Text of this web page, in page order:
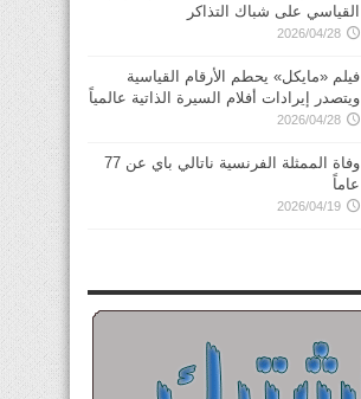
القياسي على شباك التذاكر
2026/04/28
فيلم «مايكل» يحطم الأرقام القياسية
ويتصدر إيرادات أفلام السيرة الذاتية عالمياً
2026/04/28
وفاة الممثلة الفرنسية ناتالي باي عن 77
عاماً
2026/04/19